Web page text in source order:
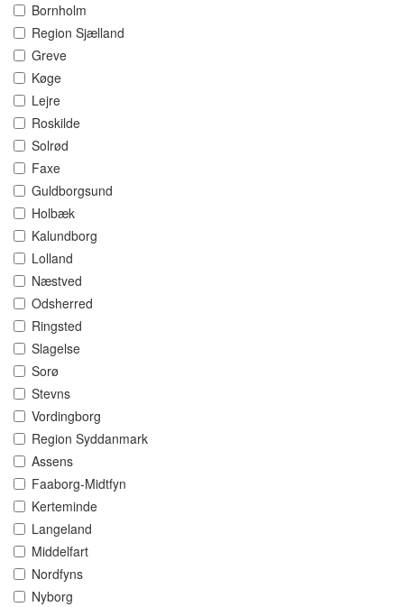
Bornholm
Region Sjælland
Greve
Køge
Lejre
Roskilde
Solrød
Faxe
Guldborgsund
Holbæk
Kalundborg
Lolland
Næstved
Odsherred
Ringsted
Slagelse
Sorø
Stevns
Vordingborg
Region Syddanmark
Assens
Faaborg-Midtfyn
Kerteminde
Langeland
Middelfart
Nordfyns
Nyborg